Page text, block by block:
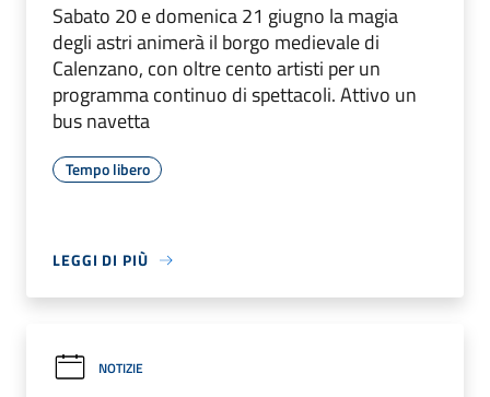
Sabato 20 e domenica 21 giugno la magia
degli astri animerà il borgo medievale di
Calenzano, con oltre cento artisti per un
programma continuo di spettacoli. Attivo un
bus navetta
Tempo libero
LEGGI DI PIÙ
NOTIZIE